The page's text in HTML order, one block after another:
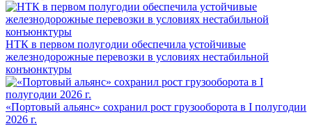
НТК в первом полугодии обеспечила устойчивые
железнодорожные перевозки в условиях нестабильной
конъюнктуры
«Портовый альянс» сохранил рост грузооборота в I полугодии
2026 г.